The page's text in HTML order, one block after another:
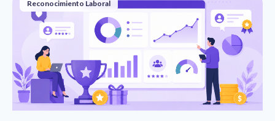
Reconocimiento Laboral